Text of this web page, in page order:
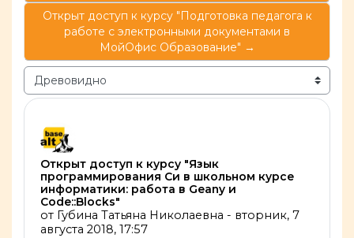
Открыт доступ к курсу "Подготовка педагога к
работе с электронными документами в
МойОфис Образование" →
Режим отображения
Открыт доступ к курсу "Язык
программирования Си в школьном курсе
информатики: работа в Geany и
Code::Blocks"
от Губина Татьяна Николаевна - вторник, 7
августа 2018, 17:57
Количество ответов: 0